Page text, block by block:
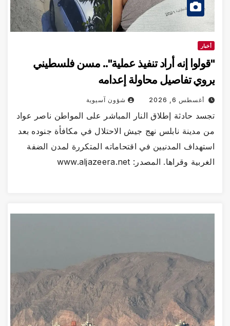
أخبار
"قولوا إنه أراد تنفيذ عملية".. مسن فلسطيني
يروي تفاصيل محاولة إعدامه
أغسطس 6, 2026 شؤون آسيوية
تجسد حادثة إطلاق النار المباشر على المواطن ناصر عواد
من مدينة نابلس نهج جيش الاحتلال في مكافأة جنوده بعد
استهداف المدنيين في اقتحاماته المتكررة لمدن الضفة
الغربية وقراها. المصدر: www.aljazeera.net